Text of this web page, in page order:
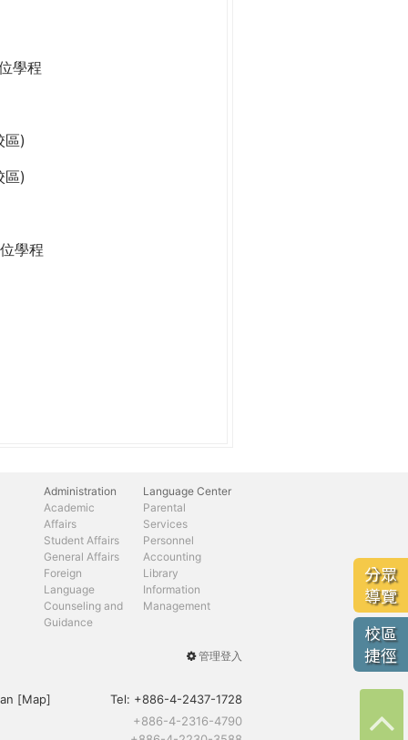
學程
區)
區)
學程
分眾
導覽
校區
捷徑
Administration
Academic
Affairs
Student Affairs
General Affairs
Foreign
Language
Counseling and
Guidance
Parental
Services
Personnel
Accounting
Library
Information
Management
Language Center
User
menu
管理登入
[Map] Tel: +886-4-2437-1728
+886-4-2316-4790